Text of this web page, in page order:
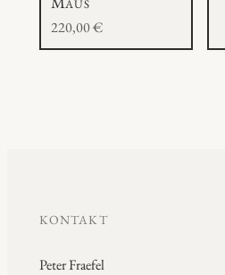
220,00€
KONTAKT
Peter Fraefel